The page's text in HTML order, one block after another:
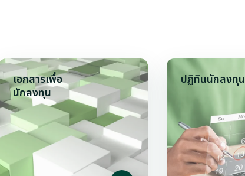
เอกสารเพื่อ
นักลงทุน
ปฏิทินนักลงทุน